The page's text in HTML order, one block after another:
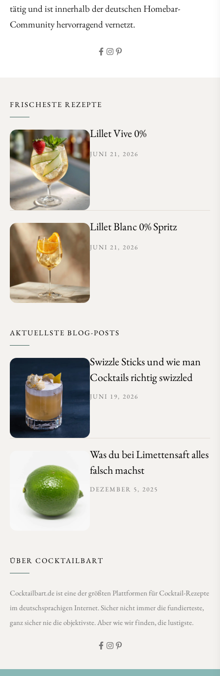
tätig und ist innerhalb der deutschen Homebar-
Community hervorragend vernetzt.
FRISCHESTE REZEPTE
Lillet Vive 0%
JUNI 21, 2026
Lillet Blanc 0% Spritz
JUNI 21, 2026
AKTUELLSTE BLOG-POSTS
Swizzle Sticks und wie man
Cocktails richtig swizzled
JUNI 19, 2026
Was du bei Limettensaft alles
falsch machst
DEZEMBER 5, 2025
ÜBER COCKTAILBART
Cocktailbart.de ist eine der größten Plattformen für Cocktail-Rezepte
im deutschsprachigen Internet. Sicher nicht immer die fundierteste,
ganz sicher nie die objektivste. Aber wie wir finden, die lustigste.